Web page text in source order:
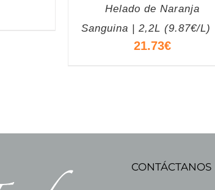
Helado de Naranja
Sanguina | 2,2L (9.87€/
21.73€
CONTÁCTANOS